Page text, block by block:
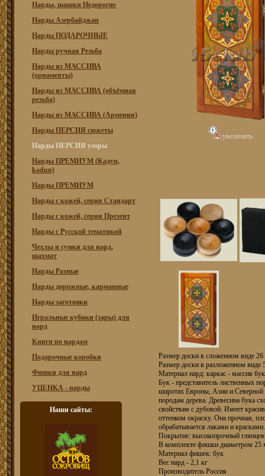
Нарды, шашки Недорогие
Нарды Азербайджан
Нарды ПОДАРОЧНЫЕ
Нарды ручная Резьба
Нарды из МАССИВА
(орнаменты)
Нарды из МАССИВА (объёмная
резьба)
Нарды из МАССИВА (Армения)
Нарды ПЕРСИЯ сюжеты
Нарды ПЕРСИЯ узоры
Нарды ПРЕМИУМ (Кадун,
kadun)
Нарды ПРЕМИУМ
Нарды с кожей, серия Стандарт
Нарды с кожей, серия Презент
Нарды с Русской тематикой
Чехлы и сумки для нард,
шахмат
Нарды Разные
Нарды дорожные, карманные
Нарды заготовки
Игральные кубики (зары) для
нард
Книги по нардам
Подарочные коробки
Фишки для нард
УЦЕНКА - нарды
Наши сайты:
увеличить
Размер доски в сложенном виде 26
Размер доски в разложенном виде
Материал нард: каркас - массив
Бук - представитель лиственных
широтах Европы, Азии и
породам дерева. Древесина бука
свойствам с дубовой. Имеет
оттенком окраску. Она прочная,
обрабатывается лаками и красками.
Покрытие: высокопрочный
В комплекте фишки диаметром 25
Материал фишек: бук
Вес нард - 2,1 кг
Производитель Россия